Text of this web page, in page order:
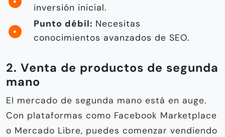
inversión inicial.
Punto débil: Necesitas
conocimientos avanzados de SEO.
2. Venta de productos de segunda
mano
El mercado de segunda mano está en auge.
Con plataformas como Facebook Marketplace
o Mercado Libre, puedes comenzar vendiendo